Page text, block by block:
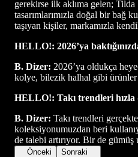
gerekirse ilk aklıma gelen;
tasarımlarımızla doğal bir bağ
taşıyan kişiler, markamızla
HELLO!: 2026’ya
B. Dizer: 2026’ya oldukça
kolye, bilezik halhal gibi ürünler
HELLO!: Takı trendleri hızla
B. Dizer: Takı trendleri
koleksiyonumuzdan beri
de talebi artırıyor. Bir de
Önceki Sonraki